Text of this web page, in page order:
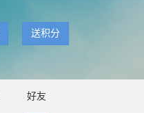
送积分
好友